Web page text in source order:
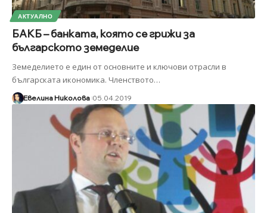
АКТУАЛНО
БАКБ – банката, която се грижи за
българското земеделие
Земеделието е един от основните и ключови отрасли в
българската икономика. Членството…
Евелина Николова 05.04.2019